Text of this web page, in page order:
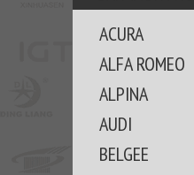
ACURA
ALFA ROMEO
ALPINA
AUDI
BELGEE